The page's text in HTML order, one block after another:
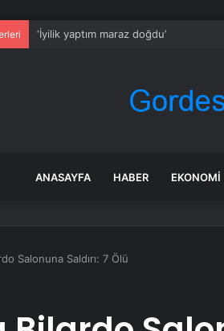
‘İyilik yaptım maraz doğdu’
ANASAYFA HABER EKONOMI
Salonuna Saldırı: 7 Ölü